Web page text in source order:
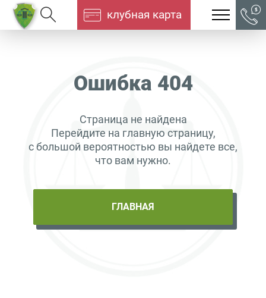
клубная карта
Ошибка 404
Страница не найдена
Перейдите на главную страницу,
с большой вероятностью вы найдете все,
что вам нужно.
ГЛАВНАЯ